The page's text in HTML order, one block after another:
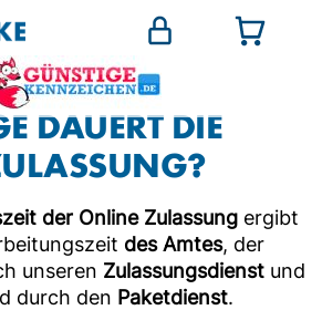
DAUERT DIE
der Online Zulassung ergibt
des Amtes, der
unseren Zulassungsdienst und
durch den Paketdienst.